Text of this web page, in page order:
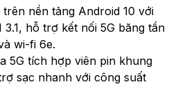
nền tảng Android 10 với
3.1, hỗ trợ kết nối 5G băng tần
wi-fi 6e.
5G tích hợp viên pin khung
sạc nhanh với công suất